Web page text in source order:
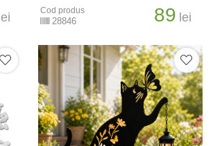
lei Cod produs
28846 89 lei